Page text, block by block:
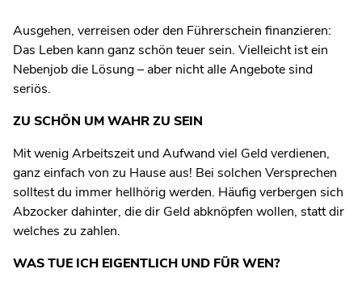
Ausgehen, verreisen oder den Führerschein finanzieren:
Das Leben kann ganz schön teuer sein. Vielleicht ist ein
Nebenjob die Lösung – aber nicht alle Angebote sind
seriös.
ZU SCHÖN UM WAHR ZU SEIN
Mit wenig Arbeitszeit und Aufwand viel Geld verdienen,
ganz einfach von zu Hause aus! Bei solchen Versprechen
solltest du immer hellhörig werden. Häufig verbergen sich
Abzocker dahinter, die dir Geld abknöpfen wollen, statt dir
welches zu zahlen.
WAS TUE ICH EIGENTLICH UND FÜR WEN?